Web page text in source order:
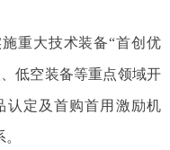
重大技术装备“首创优
低空装备等重点领域开
认定及首购首用激励机